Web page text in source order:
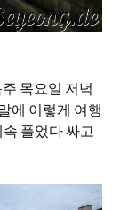
목요일 저녁
에 이렇게 여행
풀었다 싸고